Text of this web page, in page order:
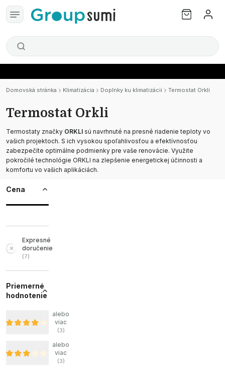
Domovská stránka Klimatizácia Doplnky ku klimatizácii Termostat Orkli
Termostat Orkli
Termostaty značky ORKLI sú navrhnuté na presné riadenie teploty vo
vašich projektoch. S ich vysokou spoľahlivosťou a efektívnosťou
zabezpečíte optimálne podmienky pre vaše renovácie. Využite
pokročilé technológie ORKLI na zlepšenie energetickej účinnosti a
komfortu vo vašich aplikáciách.
Cena
Expresné
doručenie
(7)
Priemerné
hodnotenie
alebo
viac
(3)
alebo
viac
(3)